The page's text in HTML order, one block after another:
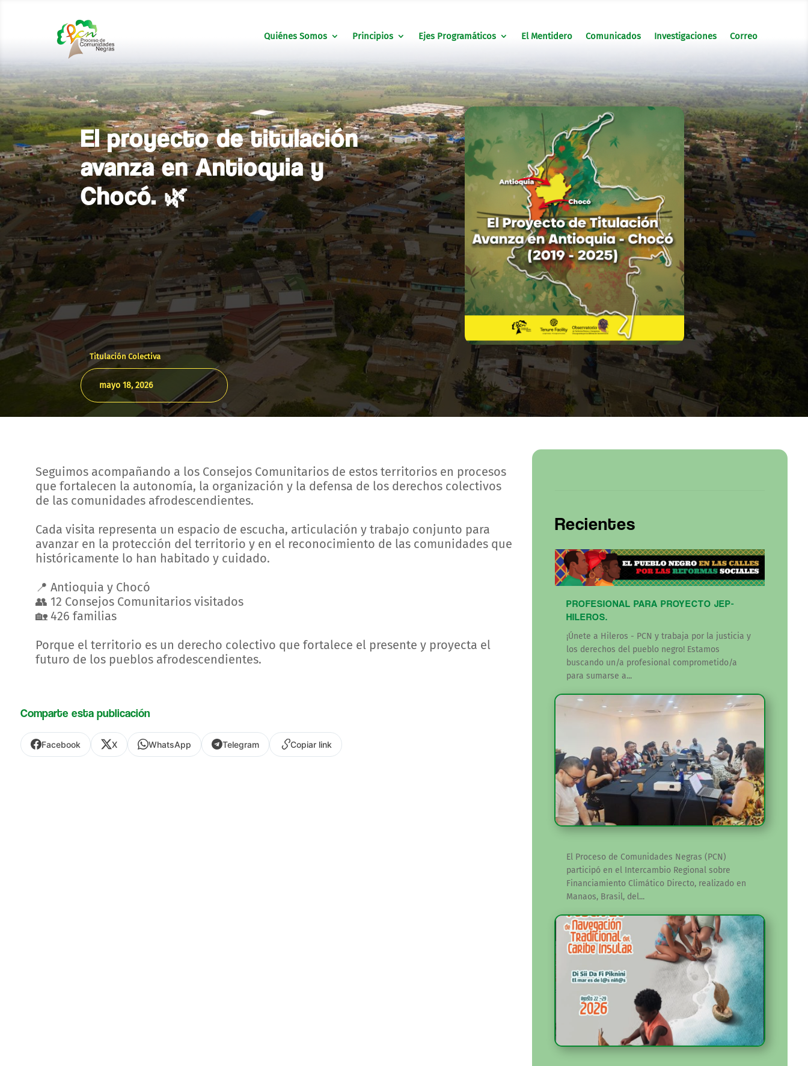
Quiénes Somos Principios Ejes Programáticos El Mentidero Comunicados Investigaciones Correo
El proyecto de titulación
avanza en Antioquia y
Chocó. 🌿
Titulación Colectiva
mayo 18, 2026
Seguimos acompañando a los Consejos Comunitarios de estos territorios en procesos
que fortalecen la autonomía, la organización y la defensa de los derechos colectivos
de las comunidades afrodescendientes.
Cada visita representa un espacio de escucha, articulación y trabajo conjunto para
avanzar en la protección del territorio y en el reconocimiento de las comunidades que
históricamente lo han habitado y cuidado.
📍 Antioquia y Chocó
👥 12 Consejos Comunitarios visitados
🏡 426 familias
Porque el territorio es un derecho colectivo que fortalece el presente y proyecta el
futuro de los pueblos afrodescendientes.
Comparte esta publicación
Facebook X WhatsApp Telegram Copiar link
Recientes
PROFESIONAL PARA PROYECTO JEP-
HILEROS.
¡Únete a Hileros - PCN y trabaja por la justicia y
los derechos del pueblo negro! Estamos
buscando un/a profesional comprometido/a
para sumarse a...
El Proceso de Comunidades Negras (PCN)
participó en el Intercambio Regional sobre
Financiamiento Climático Directo, realizado en
Manaos, Brasil, del...